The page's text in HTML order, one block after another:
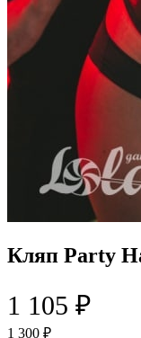
Кляп Party
1 105 ₽
1 300 ₽